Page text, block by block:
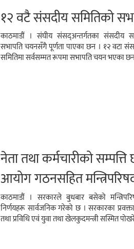
१२ वटै संसदीय समितिको
काठमाडौं । संघीय संसद्अन्तर्गतका संसदीय
सभापति चयनसँगै पूर्णता पाएका छन । १२ वटा
समितिमा सर्वसम्मत रूपमा सभापति चयन भएका
नेता तथा कर्मचारीको
आयोग गठनसहित
निर्णयहरु
काठमाडौं । सरकारले बुधबार बसेको
निर्णयहरू सार्वजनिक गरेको छ । सरकारका प्रवक्ता
तथा प्रविधि एवं युवा तथा खेलकुदमन्त्री सस्मित